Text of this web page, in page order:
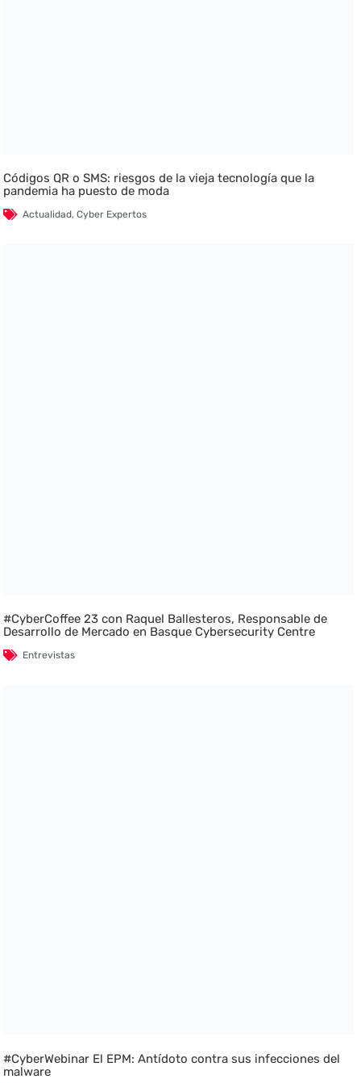
Códigos QR o SMS: riesgos de la vieja tecnología que la
pandemia ha puesto de moda
Actualidad,Cyber Expertos
#CyberCoffee 23 con Raquel Ballesteros, Responsable de
Desarrollo de Mercado en Basque Cybersecurity Centre
Entrevistas
#CyberWebinar El EPM: Antídoto contra sus infecciones del
malware